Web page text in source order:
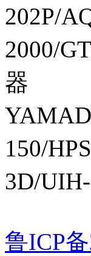
202P/
2000/
器
150/
3D/
鲁ICP